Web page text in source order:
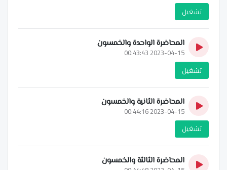
تشغيل
المحاضرة الواحدة والخمسون
2023-04-15 00:43:43
تشغيل
المحاضرة الثانية والخمسون
2023-04-15 00:44:16
تشغيل
المحاضرة الثالثة والخمسون